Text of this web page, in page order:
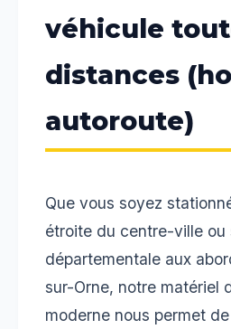
véhicule
distances
autoroute)
Que vous soyez
étroite du centre-ville ou
départementale aux
sur-Orne, notre matériel
moderne nous permet